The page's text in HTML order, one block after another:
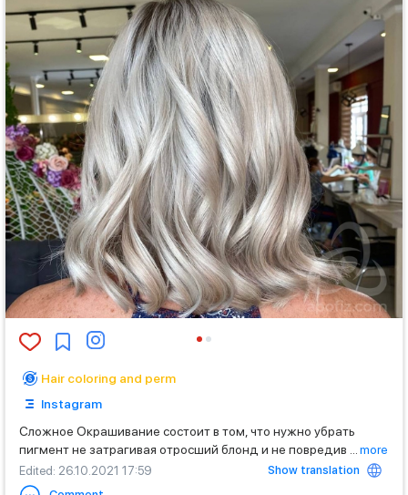
Hair coloring and perm
Instagram
Сложное Окрашивание состоит в том, что нужно убрать
пигмент не затрагивая отросший блонд и не повредив
more
Edited: 26.10.2021 17:59
Show translation